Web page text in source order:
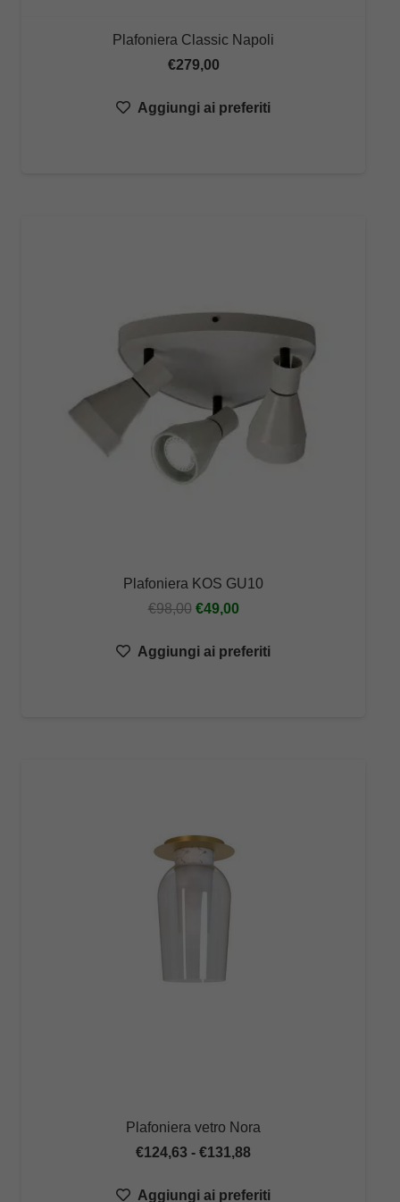
Plafoniera Classic Napoli
€279,00
Aggiungi ai preferiti
Plafoniera KOS GU10
€98,00 Il
originale
€49,00Il
attuale
Aggiungi ai preferiti
Plafoniera vetro Nora
€124,63 - €131,88Fascia
Aggiungi ai preferiti